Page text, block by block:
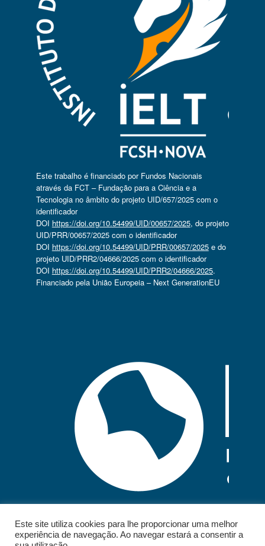
Este trabalho é financiado por Fundos Nacionais
através da FCT – Fundação para a Ciência e a
Tecnologia no âmbito do projeto UID/657/2025 com o
identificador
DOI https://doi.org/10.54499/UID/00657/2025, do projeto
UID/PRR/00657/2025 com o identificador
DOI https://doi.org/10.54499/UID/PRR/00657/2025e do
projeto UID/PRR2/04666/2025 com o identificador
DOI https://doi.org/10.54499/UID/PRR2/04666/2025.
Financiado pela União Europeia – Next GenerationEU
Este site utiliza cookies para lhe proporcionar uma melhor
experiência de navegação. Ao navegar estará a consentir a